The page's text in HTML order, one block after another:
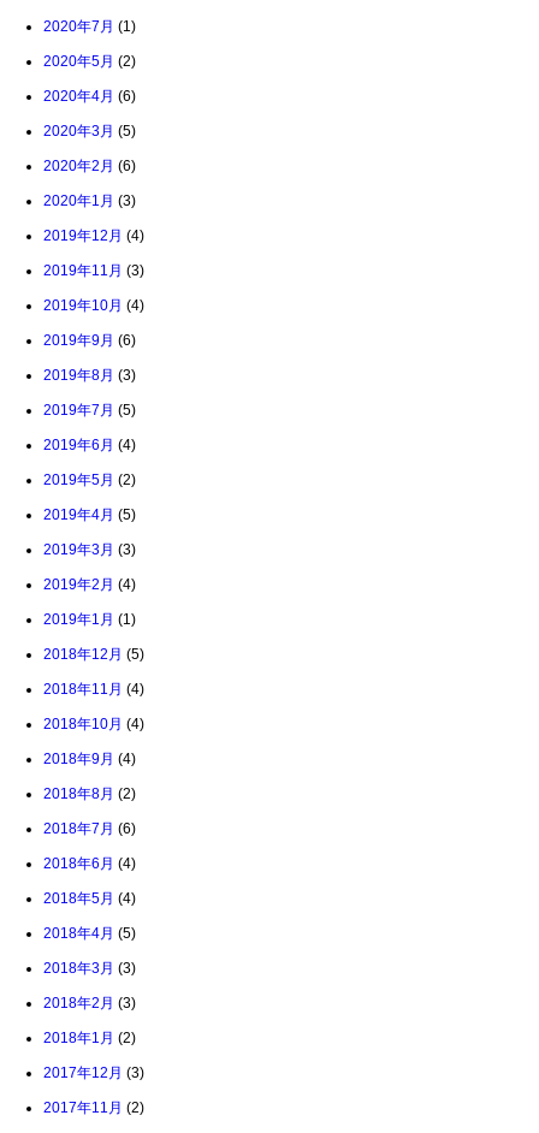
2020年7月 (1)
2020年5月 (2)
2020年4月 (6)
2020年3月 (5)
2020年2月 (6)
2020年1月 (3)
2019年12月 (4)
2019年11月 (3)
2019年10月 (4)
2019年9月 (6)
2019年8月 (3)
2019年7月 (5)
2019年6月 (4)
2019年5月 (2)
2019年4月 (5)
2019年3月 (3)
2019年2月 (4)
2019年1月 (1)
2018年12月 (5)
2018年11月 (4)
2018年10月 (4)
2018年9月 (4)
2018年8月 (2)
2018年7月 (6)
2018年6月 (4)
2018年5月 (4)
2018年4月 (5)
2018年3月 (3)
2018年2月 (3)
2018年1月 (2)
2017年12月 (3)
2017年11月 (2)